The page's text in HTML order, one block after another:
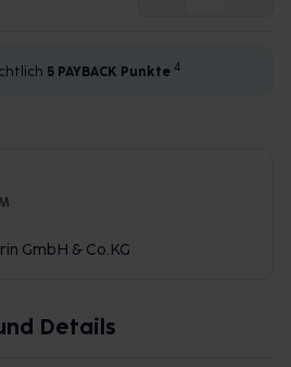
5 PAYBACK Punkte 4
GmbH & Co.KG
Details